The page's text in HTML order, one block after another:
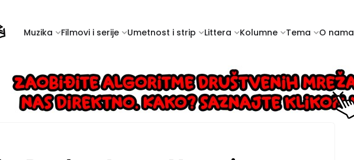
Muzika Filmovi i serije Umetnost i strip Littera Kolumne Tema O nama